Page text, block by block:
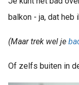
balkon - ja, dat
(Maar trek wel je
Of zelfs buiten in